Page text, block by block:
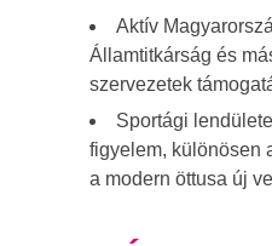
Aktív
Államtitkárság és
szervezetek
Sportági
figyelem, különösen
a modern öttusa új